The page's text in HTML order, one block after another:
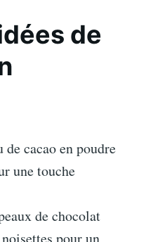
de
de cacao en poudre
une touche
de chocolat
pour un